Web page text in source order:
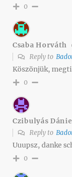
0
Csaba Horváth
Reply to
Köszönjük,
0
Czibulyás
Reply to
Uuupsz, danke
0